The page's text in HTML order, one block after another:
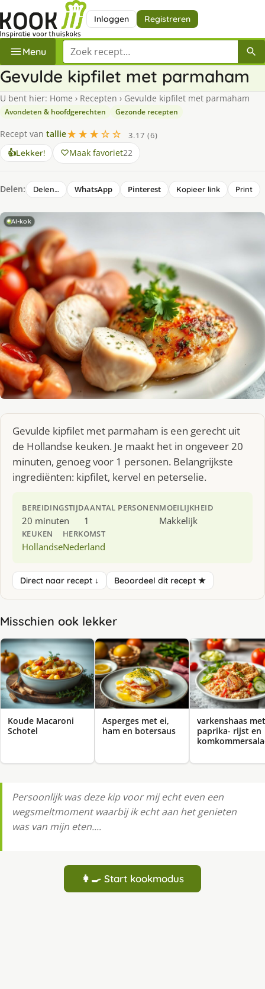
Inloggen Registreren
Menu Zoek een recept
Gevulde kipfilet met parmaham
U bent hier: Home › Recepten › Gevulde kipfilet met parmaham
Avondeten & hoofdgerechten Gezonde recepten
Recept van tallie★★★☆☆
3.17 (6)
👍Lekker! Maak favoriet22
Delen: Delen… WhatsApp Pinterest Kopieer link Print
AI-kok
Gevulde kipfilet met parmaham is een gerecht uit
de Hollandse keuken. Je maakt het in ongeveer 20
minuten, genoeg voor 1 personen. Belangrijkste
ingrediënten: kipfilet, kervel en peterselie.
BEREIDINGSTIJD
20 minuten
AANTAL PERSONEN
1
MOEILIJKHEID
Makkelijk
KEUKEN
Hollandse
HERKOMST
Nederland
Direct naar recept ↓ Beoordeel dit recept ★
Misschien ook lekker
Koude Macaroni
Schotel
Asperges met ei,
ham en botersaus
varkenshaas met
paprika- rijst en
Persoonlijk was deze kip voor mij echt even een
wegsmeltmoment waarbij ik echt aan het genieten
was van mijn eten....
👩‍🍳 Start kookmodus